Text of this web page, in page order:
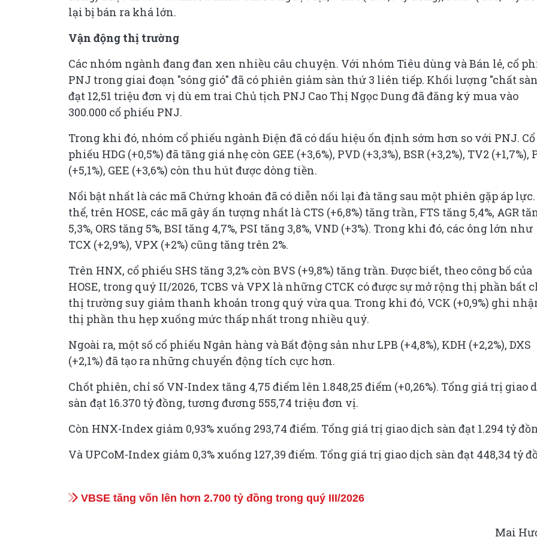
lại bị bán ra khá lớn.
Vận động thị trường
Các nhóm ngành đang đan xen nhiều câu chuyện. Với nhóm Tiêu dùng và Bán lẻ, cổ
PNJ trong giai đoạn "sóng gió" đã có phiên giảm sàn thứ 3 liên tiếp. Khối lượng "chất
đạt 12,51 triệu đơn vị dù em trai Chủ tịch PNJ Cao Thị Ngọc Dung đã đăng ký mua vào
300.000 cổ phiếu PNJ.
Trong khi đó, nhóm cổ phiếu ngành Điện đã có dấu hiệu ổn định sớm hơn so với PNJ. Cổ
phiếu HDG (+0,5%) đã tăng giá nhẹ còn GEE (+3,6%), PVD (+3,3%), BSR (+3,2%), TV2 (+1,7%),
(+5,1%), GEE (+3,6%) còn thu hút được dòng tiền.
Nổi bật nhất là các mã Chứng khoán đã có diễn nối lại đà tăng sau một phiên gặp áp lực.
thể, trên HOSE, các mã gây ấn tượng nhất là CTS (+6,8%) tăng trần, FTS tăng 5,4%, AGR
5,3%, ORS tăng 5%, BSI tăng 4,7%, PSI tăng 3,8%, VND (+3%). Trong khi đó, các ông lớn như
TCX (+2,9%), VPX (+2%) cũng tăng trên 2%.
Trên HNX, cổ phiếu SHS tăng 3,2% còn BVS (+9,8%) tăng trần. Được biết, theo công bố của
HOSE, trong quý II/2026, TCBS và VPX là những CTCK có được sự mở rộng thị phần bất
thị trường suy giảm thanh khoản trong quý vừa qua. Trong khi đó, VCK (+0,9%) ghi
thị phần thu hẹp xuống mức thấp nhất trong nhiều quý.
Ngoài ra, một số cổ phiếu Ngân hàng và Bất động sản như LPB (+4,8%), KDH (+2,2%), DXS
(+2,1%) đã tạo ra những chuyển động tích cực hơn.
Chốt phiên, chỉ số VN-Index tăng 4,75 điểm lên 1.848,25 điểm (+0,26%). Tổng giá trị giao
sàn đạt 16.370 tỷ đồng, tương đương 555,74 triệu đơn vị.
Còn HNX-Index giảm 0,93% xuống 293,74 điểm. Tổng giá trị giao dịch sàn đạt 1.294 tỷ
Và UPCoM-Index giảm 0,3% xuống 127,39 điểm. Tổng giá trị giao dịch sàn đạt 448,34 tỷ
VBSE tăng vốn lên hơn 2.700 tỷ đồng trong quý III/2026
Mai